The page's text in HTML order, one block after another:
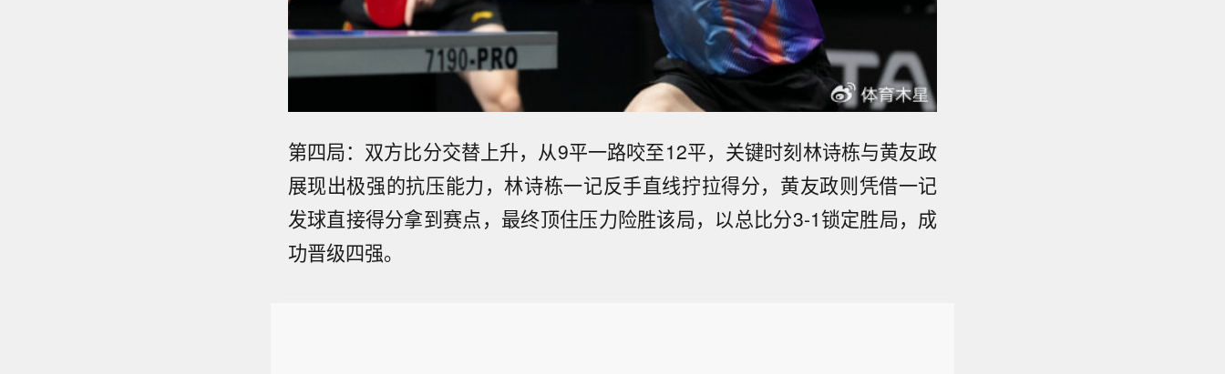
第四局：双方比分交替上升，从9平一路咬至12平，关键时刻林诗栋与黄友政
展现出极强的抗压能力，林诗栋一记反手直线拧拉得分，黄友政则凭借一记
发球直接得分拿到赛点，最终顶住压力险胜该局，以总比分3-1锁定胜局，成
功晋级四强。